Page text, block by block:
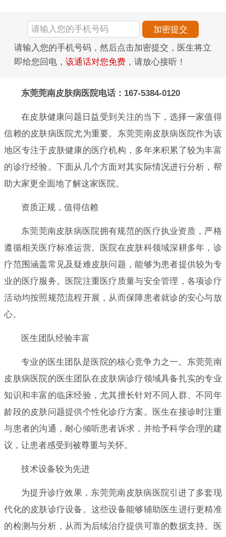
请输入您的手机号码，然后点击加密提交，医生将立
即给您回电， 该通话对您免费 ，请放心接听！
东莞莞南皮肤病医院电话：167-5384-0120
在皮肤健康问题日益受到关注的当下，选择一家值得
信赖的皮肤病医院尤为重要。东莞莞南皮肤病医院作为该
地区专注于皮肤健康的医疗机构，多年来积累了较为丰富
的诊疗经验。下面从几个方面对其实际情况进行分析，帮
助大家更全面地了解这家医院。
资质正规，值得信赖
东莞莞南皮肤病医院拥有规范的医疗执业资质，严格
遵循相关医疗标准运营。医院在皮肤科领域深耕多年，诊
疗范围涵盖常见及疑难皮肤问题，能够为患者提供较为专
业的医疗服务。医院注重医疗质量与安全管理，各项诊疗
活动均按照规范流程开展，从而保障患者就诊的安心与放
心。
医生团队经验丰富
专业的医生团队是医院的核心竞争力之一。东莞莞南
皮肤病医院的医生团队在皮肤病诊疗领域具备扎实的专业
知识和丰富的临床经验，尤其擅长针对不同人群、不同年
龄段的皮肤问题提供个性化诊疗方案。医生在接诊时注重
与患者的沟通，耐心倾听患者诉求，并给予科学合理的建
议，让患者感受到被尊重与关怀。
技术设备较为先进
为提升诊疗效果，东莞莞南皮肤病医院引进了多套现
代化的皮肤诊疗设备。这些设备能够辅助医生进行更精准
的检测与分析，从而为后续治疗提供可靠的数据支持。医